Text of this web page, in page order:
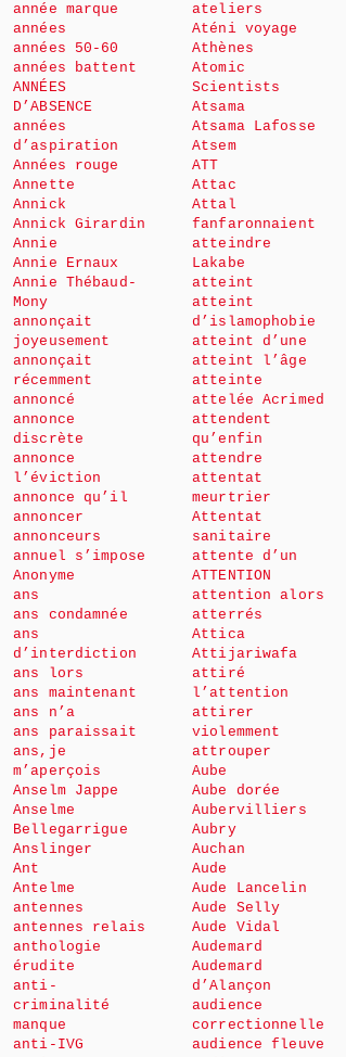
année marque
années
années 50-60
années battent
ANNÉES
D’ABSENCE
années
d’aspiration
Années rouge
Annette
Annick
Annick Girardin
Annie
Annie Ernaux
Annie Thébaud-
Mony
annonçait
joyeusement
annonçait
récemment
annoncé
annonce
discrète
annonce
l’éviction
annonce qu’il
annoncer
annonceurs
annuel s’impose
Anonyme
ans
ans condamnée
ans
d’interdiction
ans lors
ans maintenant
ans n’a
ans paraissait
ans,je
m’aperçois
Anselm Jappe
Anselme
Bellegarrigue
Anslinger
Ant
Antelme
antennes
antennes relais
anthologie
érudite
anti-
criminalité
manque
anti-IVG
ateliers
Aténi voyage
Athènes
Atomic
Scientists
Atsama
Atsama Lafosse
Atsem
ATT
Attac
Attal
fanfaronnaient
atteindre
Lakabe
atteint
atteint
d’islamophobie
atteint d’une
atteint l’âge
atteinte
attelée Acrimed
attendent
qu’enfin
attendre
attentat
meurtrier
Attentat
sanitaire
attente d’un
ATTENTION
attention alors
atterrés
Attica
Attijariwafa
attiré
l’attention
attirer
violemment
attrouper
Aube
Aube dorée
Aubervilliers
Aubry
Auchan
Aude
Aude Lancelin
Aude Selly
Aude Vidal
Audemard
Audemard
d’Alançon
audience
correctionnelle
audience fleuve